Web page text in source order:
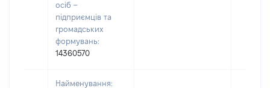
осіб –
підприємців та
громадських
формувань:
14360570
Найменування: